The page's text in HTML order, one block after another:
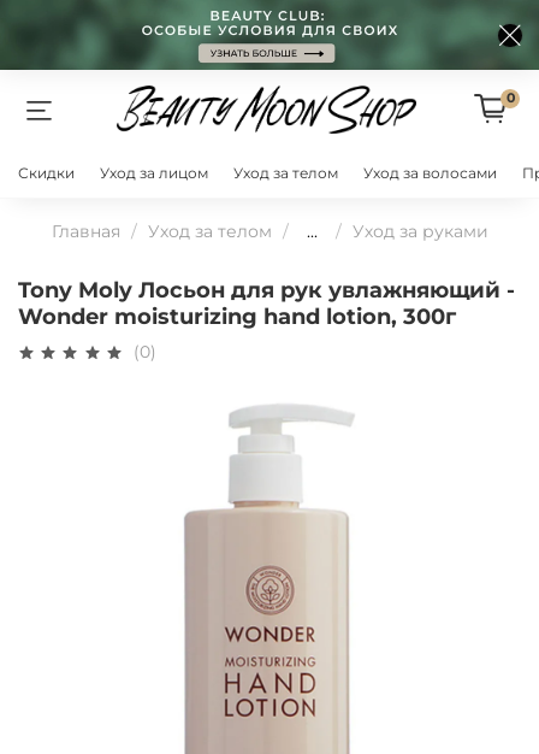
0
Скидки Уход за лицом Уход за телом Уход за волосами
Главная Уход за телом ... Уход за руками
Tony Moly Лосьон для рук увлажняющий -
Wonder moisturizing hand lotion, 300г
(0)